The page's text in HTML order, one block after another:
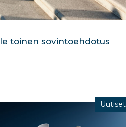
toinen sovintoehdotus
Uutiset